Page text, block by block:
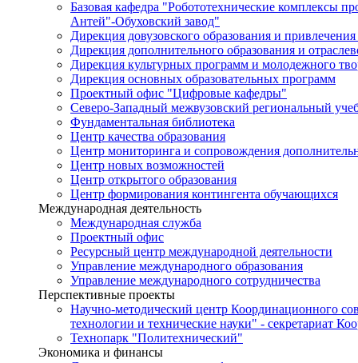
Базовая кафедра "Робототехнические комплексы
Антей"-Обуховский завод"
Дирекция довузовского образования и привлечения
Дирекция дополнительного образования и
Дирекция культурных программ и молодежного
Дирекция основных образовательных программ
Проектный офис "Цифровые кафедры"
Северо-Западный межвузовский региональный
Фундаментальная библиотека
Центр качества образования
Центр мониторинга и сопровождения
Центр новых возможностей
Центр открытого образования
Центр формирования контингента обучающихся
Международная деятельность
Международная служба
Проектный офис
Ресурсный центр международной деятельности
Управление международного образования
Управление международного сотрудничества
Перспективные проекты
Научно-методический центр Координационного
технологии и технические науки" - секретариат
Технопарк "Политехнический"
Экономика и финансы